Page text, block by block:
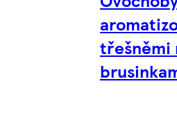
třešněmi